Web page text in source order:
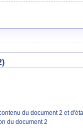
du document 2 et
du document 2